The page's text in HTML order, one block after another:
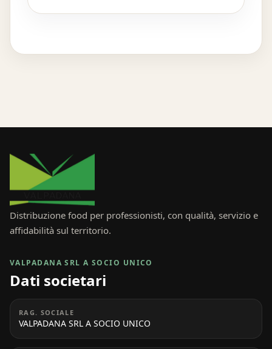
Distribuzione food per professionisti, con qualità, servizio e
affidabilità sul territorio.
VALPADANA SRL A SOCIO UNICO
Dati societari
RAG. SOCIALE
VALPADANA SRL A SOCIO UNICO